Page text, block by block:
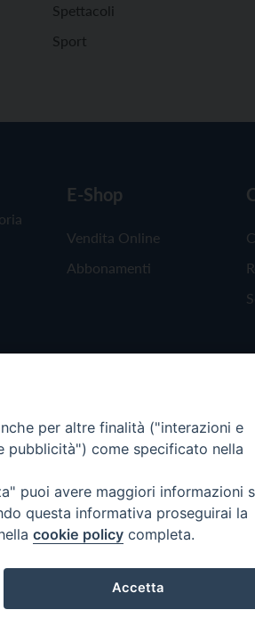
Spettacoli
Sport
E-Shop
Vendita Online
Abbonamenti
per altre finalità ("interazioni e
pubblicità") come specificato nella
puoi avere maggiori informazioni
questa informativa proseguirai la
cookie policy completa.
Accetta